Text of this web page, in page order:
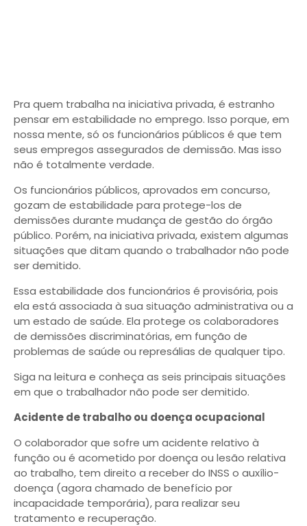
Pra quem trabalha na iniciativa privada, é estranho
pensar em estabilidade no emprego. Isso porque, em
nossa mente, só os funcionários públicos é que tem
seus empregos assegurados de demissão. Mas isso
não é totalmente verdade.
Os funcionários públicos, aprovados em concurso,
gozam de estabilidade para protege-los de
demissões durante mudança de gestão do órgão
público. Porém, na iniciativa privada, existem algumas
situações que ditam quando o trabalhador não pode
ser demitido.
Essa estabilidade dos funcionários é provisória, pois
ela está associada à sua situação administrativa ou a
um estado de saúde. Ela protege os colaboradores
de demissões discriminatórias, em função de
problemas de saúde ou represálias de qualquer tipo.
Siga na leitura e conheça as seis principais situações
em que o trabalhador não pode ser demitido.
Acidente de trabalho ou doença ocupacional
O colaborador que sofre um acidente relativo à
função ou é acometido por doença ou lesão relativa
ao trabalho, tem direito a receber do INSS o auxílio-
doença (agora chamado de benefício por
incapacidade temporária), para realizar seu
tratamento e recuperação.